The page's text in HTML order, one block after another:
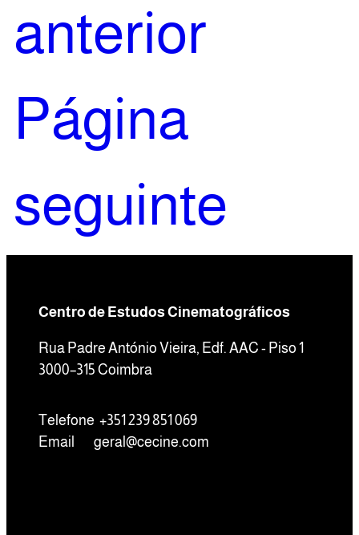
anterior
Página
seguinte
Centro de Estudos Cinematográficos
Rua Padre António Vieira, Edf. AAC - Piso 1
3000–315 Coimbra
Telefone +351 239 851 069
Email geral@cecine.com